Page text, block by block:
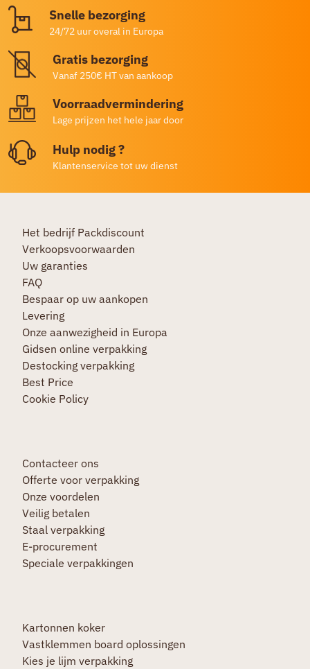
Snelle bezorging
24/72 uur overal in Europa
Gratis bezorging
Vanaf 250€ HT van aankoop
Voorraadvermindering
Lage prijzen het hele jaar door
Hulp nodig ?
Klantenservice tot uw dienst
Het bedrijf Packdiscount
Verkoopsvoorwaarden
Uw garanties
FAQ
Bespaar op uw aankopen
Levering
Onze aanwezigheid in Europa
Gidsen online verpakking
Destocking verpakking
Best Price
Cookie Policy
Contacteer ons
Offerte voor verpakking
Onze voordelen
Veilig betalen
Staal verpakking
E-procurement
Speciale verpakkingen
Kartonnen koker
Vastklemmen board oplossingen
Kies je lijm verpakking